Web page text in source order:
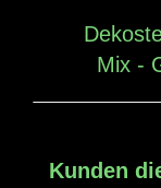
Mix -
Kunden